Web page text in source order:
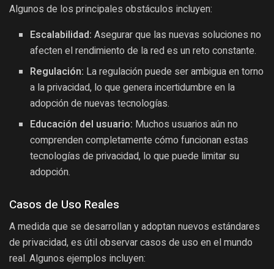
Algunos de los principales obstáculos incluyen:
Escalabilidad: Asegurar que las nuevas soluciones no
afecten el rendimiento de la red es un reto constante.
Regulación: La regulación puede ser ambigua en torno
a la privacidad, lo que genera incertidumbre en la
adopción de nuevas tecnologías.
Educación del usuario: Muchos usuarios aún no
comprenden completamente cómo funcionan estas
tecnologías de privacidad, lo que puede limitar su
adopción.
Casos de Uso Reales
A medida que se desarrollan y adoptan nuevos estándares
de privacidad, es útil observar casos de uso en el mundo
real. Algunos ejemplos incluyen: